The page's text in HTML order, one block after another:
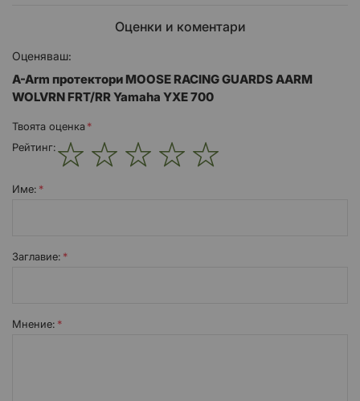
YXE 700 WDX 2016 Wolverine R-Spec
YAMAHA YXE 700 WPH
YAMAHA YXE 700 WPS 2016Wolverine R-Spec EPS SE
Оценки и коментари
Оценяваш:
A-Arm протектори MOOSE RACING GUARDS AARM
WOLVRN FRT/RR Yamaha YXE 700
Твоята оценка
Рейтинг:
Име:
Заглавиe:
Мнение: